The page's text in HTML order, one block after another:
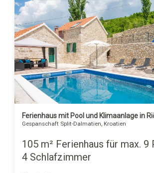
Ferienhaus mit Pool und Klimaanlage in
Gespanschaft Split-Dalmatien, Kroatien
105 m² Ferienhaus für max. 9
4 Schlafzimmer